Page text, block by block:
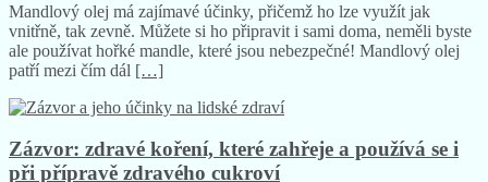
Mandlový olej má zajímavé účinky, přičemž ho lze využít jak
vnitřně, tak zevně. Můžete si ho připravit i sami doma, neměli byste
ale používat hořké mandle, které jsou nebezpečné! Mandlový olej
patří mezi čím dál […]
Zázvor: zdravé koření, které zahřeje a používá se i
při přípravě zdravého cukroví